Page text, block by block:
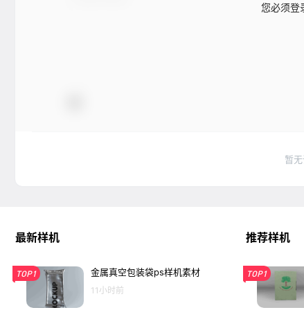
您必须登
暂
最新样机
TOP1 金属真空包装袋ps样机素材
11小时前
推荐样机
TOP1